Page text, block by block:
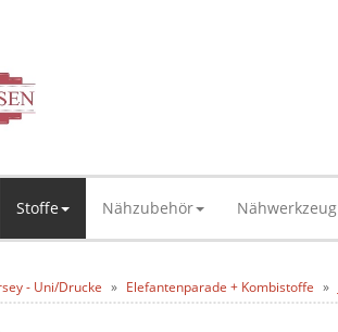
Stoffe Nähzubehör Nähwerkzeug
- Uni/Drucke Elefantenparade + Kombistoffe